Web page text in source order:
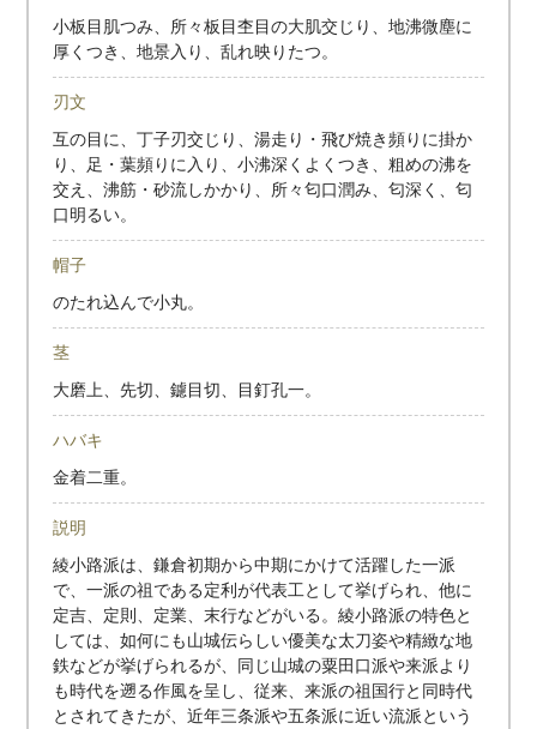
小板目肌つみ、所々板目杢目の大肌交じり、地沸微塵に
厚くつき、地景入り、乱れ映りたつ。
刃文
互の目に、丁子刃交じり、湯走り・飛び焼き頻りに掛か
り、足・葉頻りに入り、小沸深くよくつき、粗めの沸を
交え、沸筋・砂流しかかり、所々匂口潤み、匂深く、匂
口明るい。
帽子
のたれ込んで小丸。
茎
大磨上、先切、鑢目切、目釘孔一。
ハバキ
金着二重。
説明
綾小路派は、鎌倉初期から中期にかけて活躍した一派
で、一派の祖である定利が代表工として挙げられ、他に
定吉、定則、定業、末行などがいる。綾小路派の特色と
しては、如何にも山城伝らしい優美な太刀姿や精緻な地
鉄などが挙げられるが、同じ山城の粟田口派や来派より
も時代を遡る作風を呈し、従来、来派の祖国行と同時代
とされてきたが、近年三条派や五条派に近い流派という